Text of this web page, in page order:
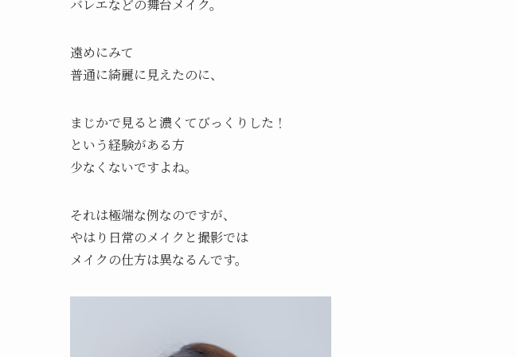
バレエなどの舞台メイク。
遠めにみて
普通に綺麗に見えたのに、
まじかで見ると濃くてびっくりした！
という経験がある方
少なくないですよね。
それは極端な例なのですが、
やはり日常のメイクと撮影では
メイクの仕方は異なるんです。